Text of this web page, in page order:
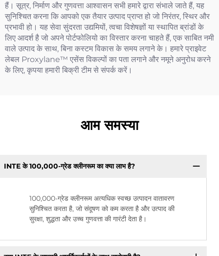
हैं। सूत्र, निर्माण और गुणवत्ता आश्वासन सभी हमारे द्वारा संभाले जाते हैं, यह
सुनिश्चित करना कि आपको एक तैयार उत्पाद प्राप्त हो जो निरंतर, स्थिर और
प्रभावी हो। यह सेवा सुंदरता उद्यमियों, त्वचा विशेषज्ञों या स्थापित ब्रांडों के
लिए आदर्श है जो अपने पोर्टफोलियो का विस्तार करना चाहते हैं, एक साबित नमी
वाले उत्पाद के साथ, बिना कस्टम विकास के समय लगाने के। हमारे प्राइवेट
लेबल Proxylane™ एसेंस विकल्पों का पता लगाने और नमूने अनुरोध करने
के लिए, कृपया हमारी बिक्री टीम से संपर्क करें।
आम समस्या
INTE के 100,000-ग्रेड क्लीनरूम का क्या लाभ है?
100,000-ग्रेड क्लीनरूम अत्यधिक स्वच्छ उत्पादन वातावरण
सुनिश्चित करता है, जो संदूषण को कम करता है और उत्पाद की
सुरक्षा, शुद्धता और उच्च गुणवत्ता की गारंटी देता है।